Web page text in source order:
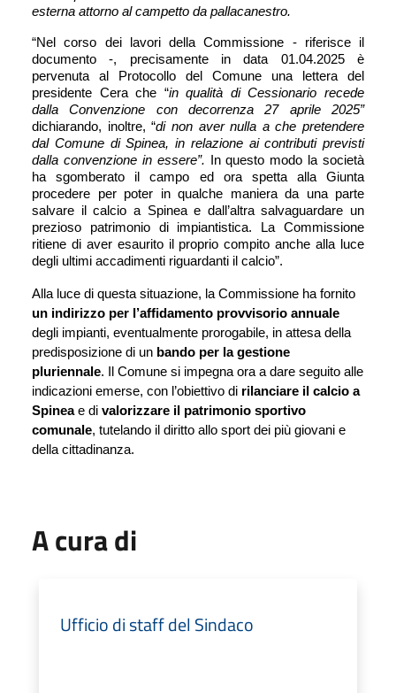
esterna attorno al campetto da pallacanestro.
“Nel corso dei lavori della Commissione - riferisce il
documento -, precisamente in data 01.04.2025 è
pervenuta al Protocollo del Comune una lettera del
presidente Cera che “in qualità di Cessionario recede
dalla Convenzione con decorrenza 27 aprile 2025”
dichiarando, inoltre, “di non aver nulla a che pretendere
dal Comune di Spinea, in relazione ai contributi previsti
dalla convenzione in essere”.
In questo modo la società
ha sgomberato il campo ed ora spetta alla Giunta
procedere per poter in qualche maniera da una parte
salvare il calcio a Spinea e dall’altra salvaguardare un
prezioso patrimonio di impiantistica. La Commissione
ritiene di aver esaurito il proprio compito anche alla luce
degli ultimi accadimenti riguardanti il calcio”.
un indirizzo per l’affidamento provvisorio annuale
degli impianti, eventualmente prorogabile, in attesa della
predisposizione di un bando per la gestione
pluriennale. Il Comune si impegna ora a dare seguito alle
indicazioni emerse, con l’obiettivo di rilanciare il calcio a
Spinea e di valorizzare il patrimonio sportivo
comunale, tutelando il diritto allo sport dei più giovani e
della cittadinanza.
A cura di
Ufficio di staff del Sindaco